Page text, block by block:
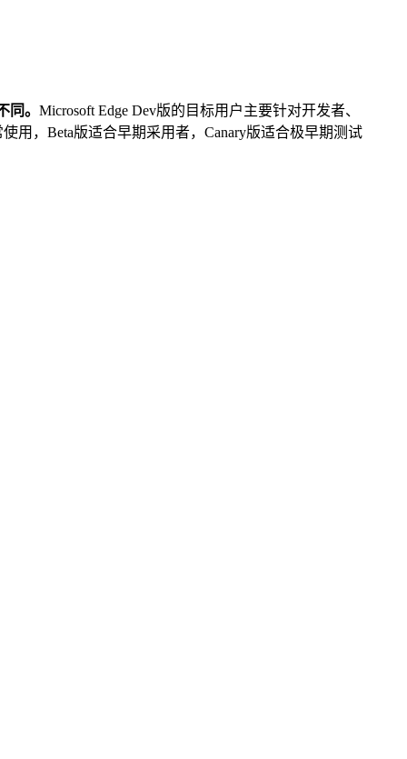
同。 Microsoft Edge Dev版的目标用户主要针对开发者、
用，Beta版适合早期采用者，Canary版适合极早期测试